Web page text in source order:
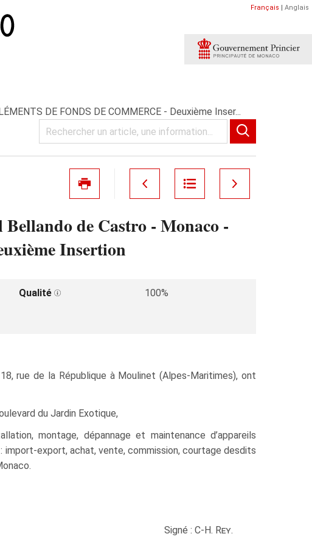
Français | Anglais
DE FONDS DE COMMERCE - Deuxième Inser...
de Castro - Monaco -
Insertion
Qualité
100%
rue de la République à Moulinet (Alpes-Maritimes), ont
du Jardin Exotique,
montage, dépannage et maintenance d’appareils
export, achat, vente, commission, courtage desdits
Signé : C-H. Rey.